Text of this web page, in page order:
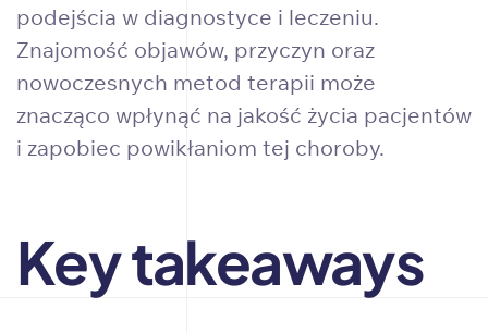
podejścia w diagnostyce i leczeniu.
Znajomość objawów, przyczyn oraz
nowoczesnych metod terapii może
znacząco wpłynąć na jakość życia pacjentów
i zapobiec powikłaniom tej choroby.
Key takeaways